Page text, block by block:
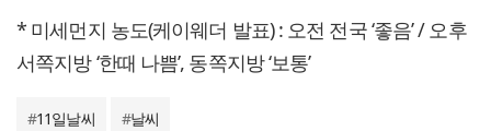
* 미세먼지 농도(케이웨더 발표) : 오전 전국 ‘좋음’ / 오후
서쪽지방 ‘한때 나쁨’, 동쪽지방 ‘보통’
#11일날씨 #날씨